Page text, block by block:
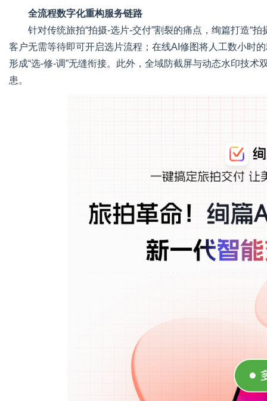
全流程数字化重构服务链路
针对传统旅拍“拍摄-选片-交付”割裂的痛点，绚篇打造“
客户无需等待即可开启选片流程；在线AI修图将人工数小时
形成“选-修-调”无缝衔接。此外，全域防截屏与动态水印技
患。